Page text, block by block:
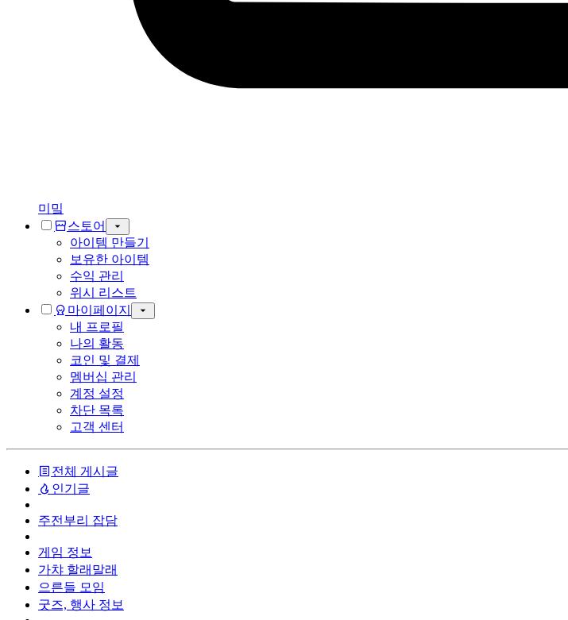
미밐
스토어
아이템 만들기
보유한 아이템
수익 관리
위시 리스트
마이페이지
내 프로필
나의 활동
코인 및 결제
멤버십 관리
계정 설정
차단 목록
고객 센터
전체 게시글
인기글
주전부리 잡담
게임 정보
가챠 할래말래
으른들 모임
굿즈, 행사 정보